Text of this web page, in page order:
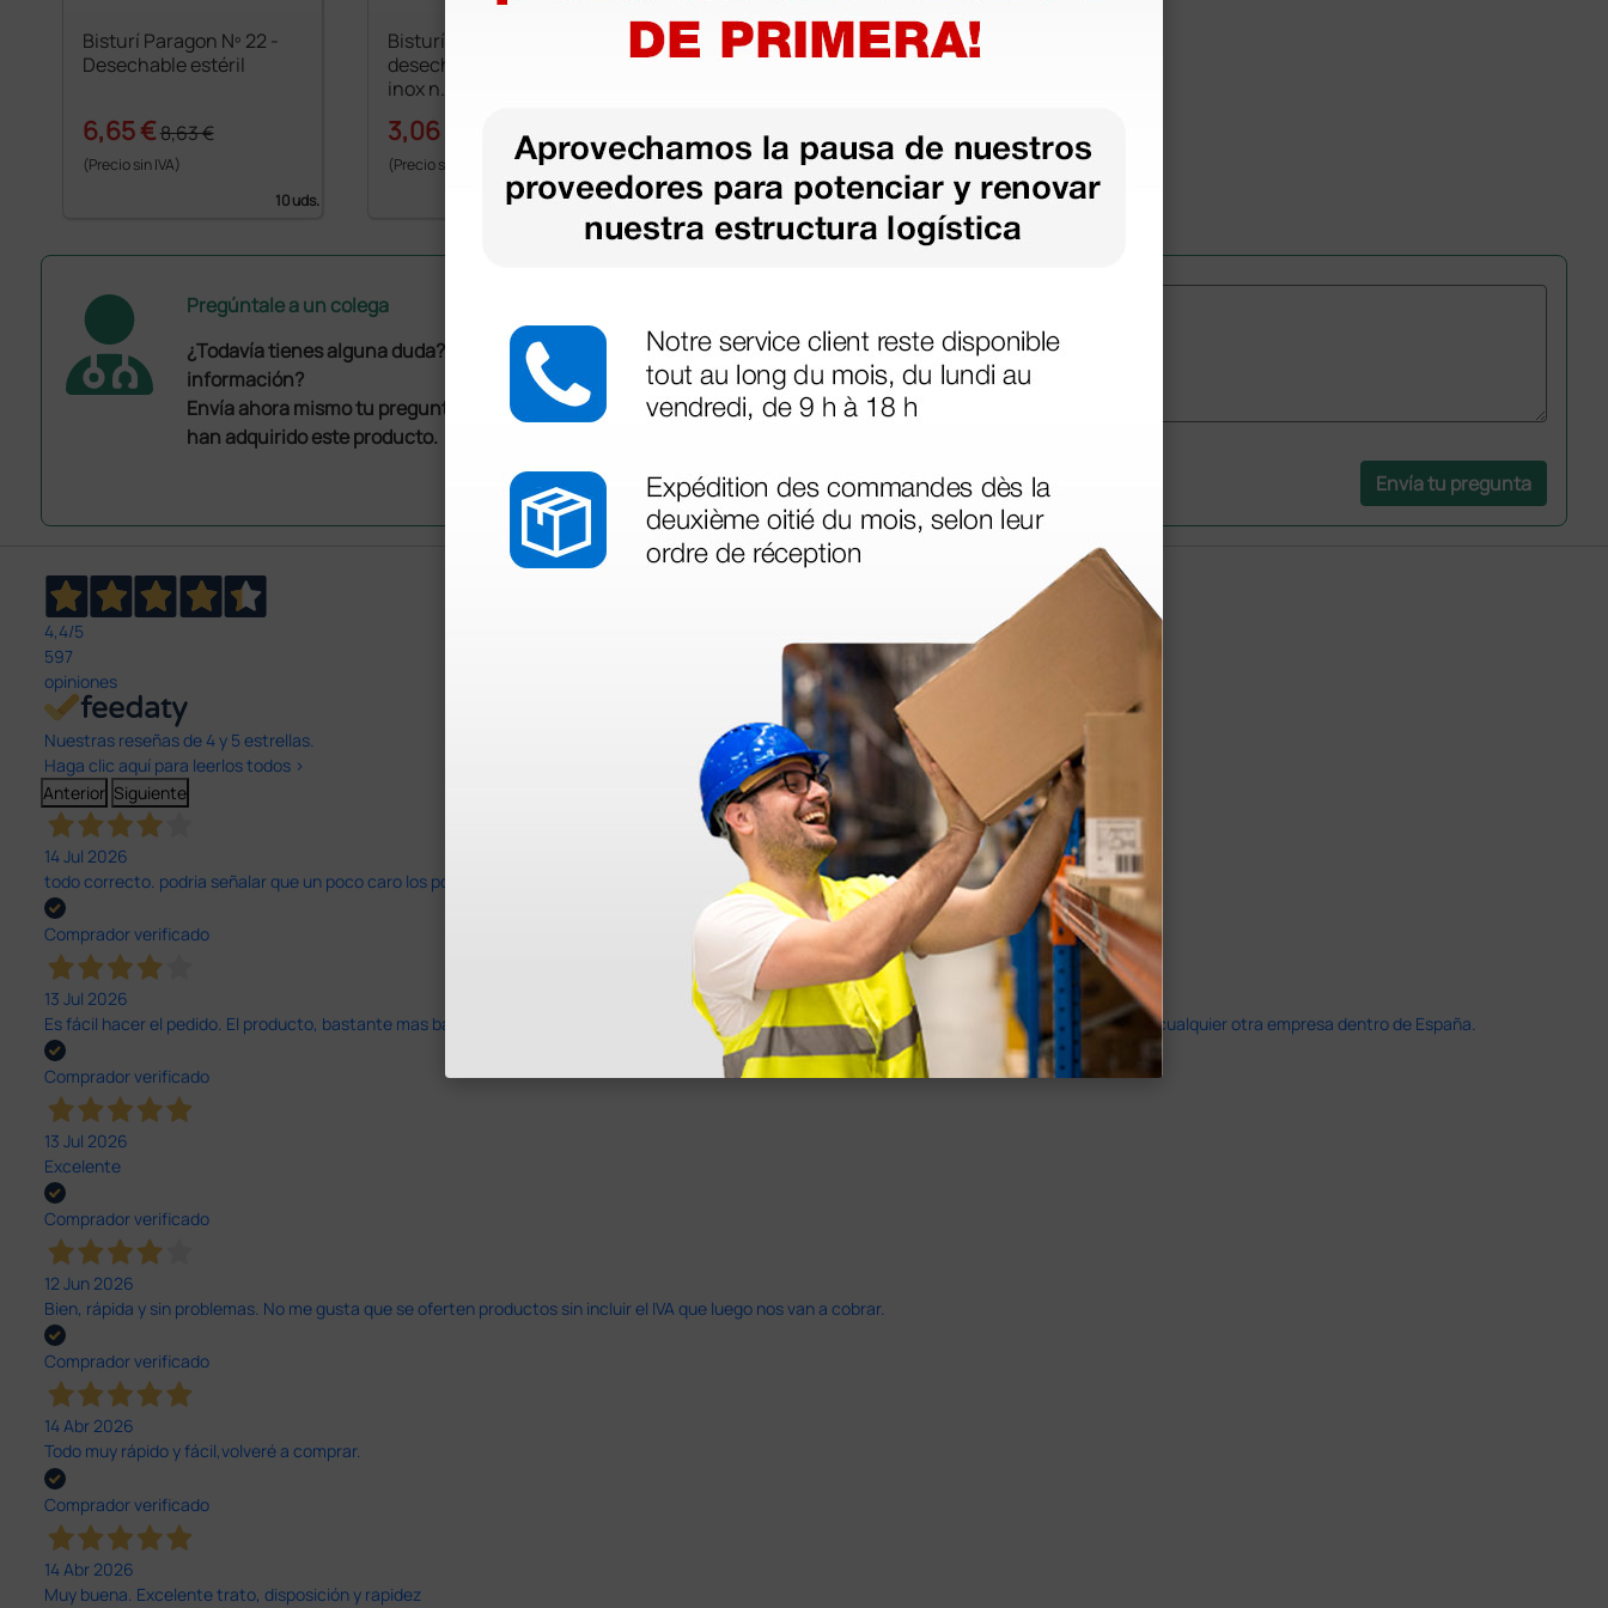
Bisturí Paragon Nº 22 -
Desechable estéril
6,65 €8,63 €
(Precio sin IVA)
10 uds.
Bisturí estéril
desechable de acero
inox n. 22
3,06 €
(Precio sin IVA)
10 uds.
B.Braun Aesculap®
bisturí de seguridad -
(Precio sin IVA)
10 uds.
Pregúntale a un colega
¿Todavía tienes alguna duda? ¿Necesitas más
información?
Envía ahora mismo tu pregunta a los colegas que ya
han adquirido este producto.
Envía tu pregunta
4,4/5
597
opiniones
Nuestras reseñas de 4 y 5 estrellas.
Haga clic aquí para leerlos todos >
Anterior Siguiente
14 Jul 2026
todo correcto. podria señalar que un poco caro los portes y el plazo de entrega se alarga.
Comprador verificado
13 Jul 2026
Es fácil hacer el pedido. El producto, bastante mas barato que en otras plataformas de material médico. Pero el envío cuesta más del doble que en cualquier otra empresa dentro de España.
Comprador verificado
13 Jul 2026
Excelente
Comprador verificado
12 Jun 2026
Bien, rápida y sin problemas. No me gusta que se oferten productos sin incluir el IVA que luego nos van a cobrar.
Comprador verificado
14 Abr 2026
Todo muy rápido y fácil,volveré a comprar.
Comprador verificado
14 Abr 2026
Muy buena. Excelente trato, disposición y rapidez